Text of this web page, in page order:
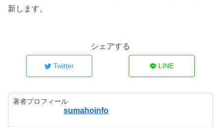
新します。
シェアする
Twitter LINE
著者プロフィール
sumahoinfo